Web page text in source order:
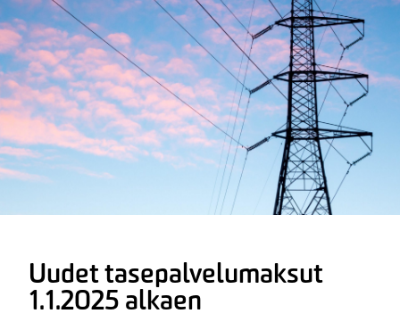
Uudet tasepalvelumaksut
1.1.2025 alkaen